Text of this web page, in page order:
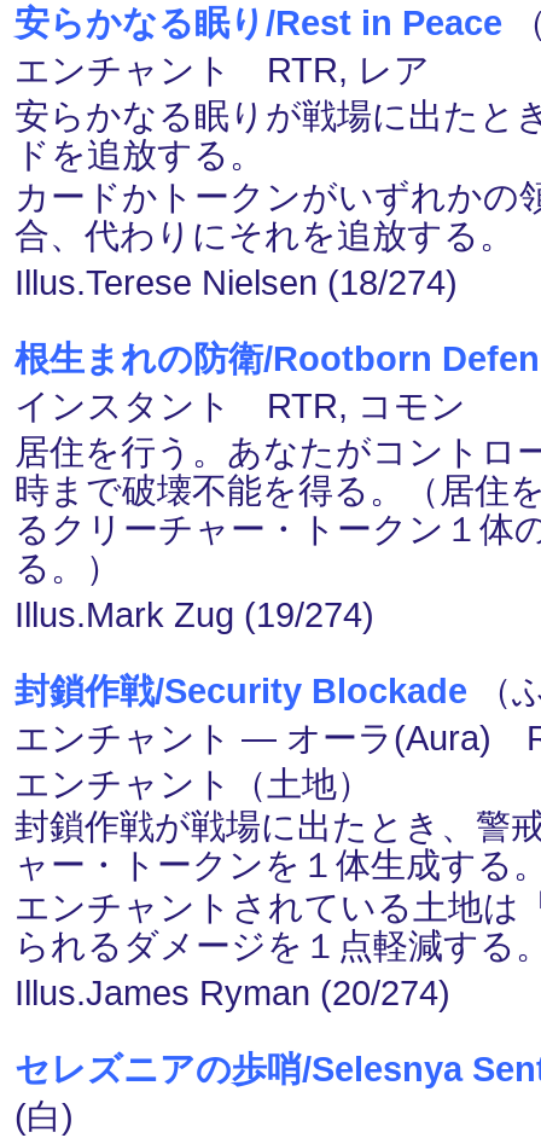
安らかなる眠り/Rest in Peace
エンチャント RTR, レア
安らかなる眠りが戦場に出たと
ドを追放する。
カードかトークンがいずれかの
合、代わりにそれを追放する。
Illus.Terese Nielsen (18/274)
根生まれの防衛/Rootborn
インスタント RTR, コモン
居住を行う。あなたがコントロ
時まで破壊不能を得る。（居住
るクリーチャー・トークン１体
る。）
Illus.Mark Zug (19/274)
封鎖作戦/Security Blockade （
エンチャント ― オーラ(Aura)
エンチャント（土地）
封鎖作戦が戦場に出たとき、警
ャー・トークンを１体生成する
エンチャントされている土地は
られるダメージを１点軽減する
Illus.James Ryman (20/274)
セレズニアの歩哨/Selesnya
(白)